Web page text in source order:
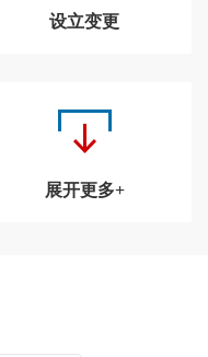
设立变更
展开更多+